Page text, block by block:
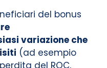
del bonus
variazione che
(ad esempio
del ROC,